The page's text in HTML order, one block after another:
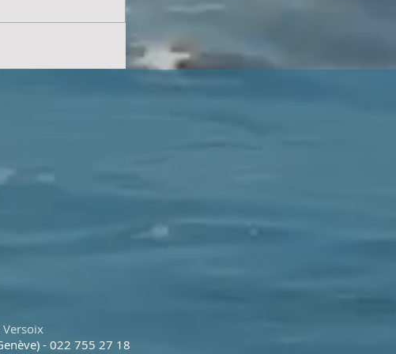
- 022 755 27 18